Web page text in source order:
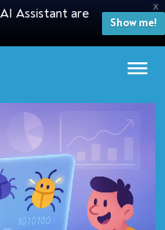
X
Assistant are
Show me!